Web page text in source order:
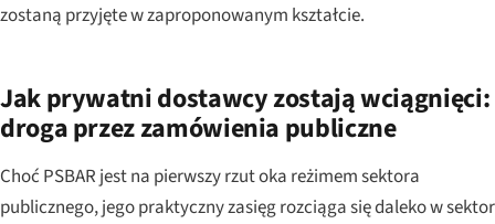
zostaną przyjęte w zaproponowanym kształcie.
Jak prywatni dostawcy zostają wciągnięci:
droga przez zamówienia publiczne
Choć PSBAR jest na pierwszy rzut oka reżimem sektora
publicznego, jego praktyczny zasięg rozciąga się daleko w sektor